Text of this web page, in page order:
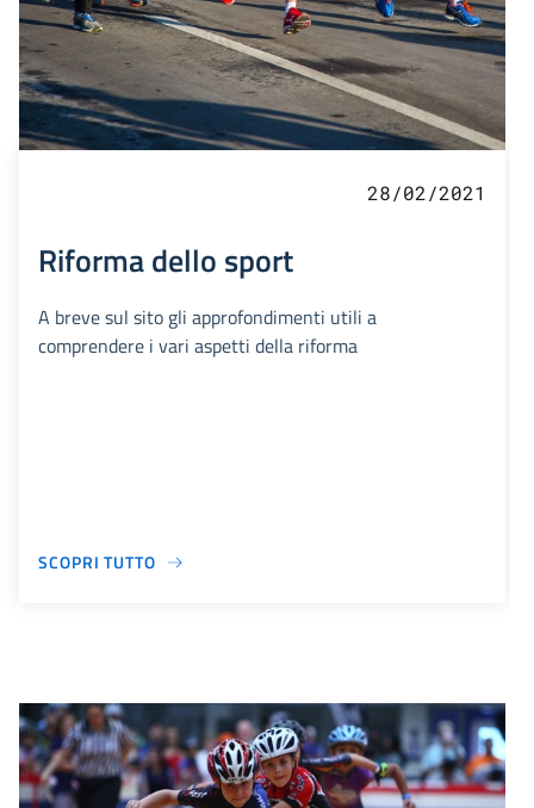
28/02/2021
Riforma dello sport
A breve sul sito gli approfondimenti utili a
comprendere i vari aspetti della riforma
SCOPRI TUTTO